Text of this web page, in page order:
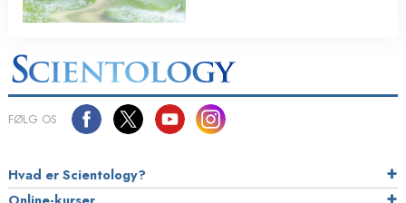
FØLG OS
Hvad er Scientology?